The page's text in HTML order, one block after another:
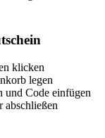
klicken
legen
und Code einfügen
abschließen